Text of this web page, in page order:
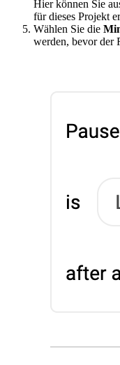
Hier können Sie
für dieses Projekt
Wählen Sie die
werden, bevor der